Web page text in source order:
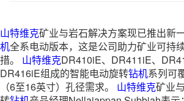
山特维克矿业与岩石解决方案现已推出新
机全系电动版本，这是公司助力矿业可持
措。 山特维克DR410iE、DR411iE、
DR416iE组成的智能电动旋转钻机系列可
（6至16英寸）孔径需求。 山特维克矿业